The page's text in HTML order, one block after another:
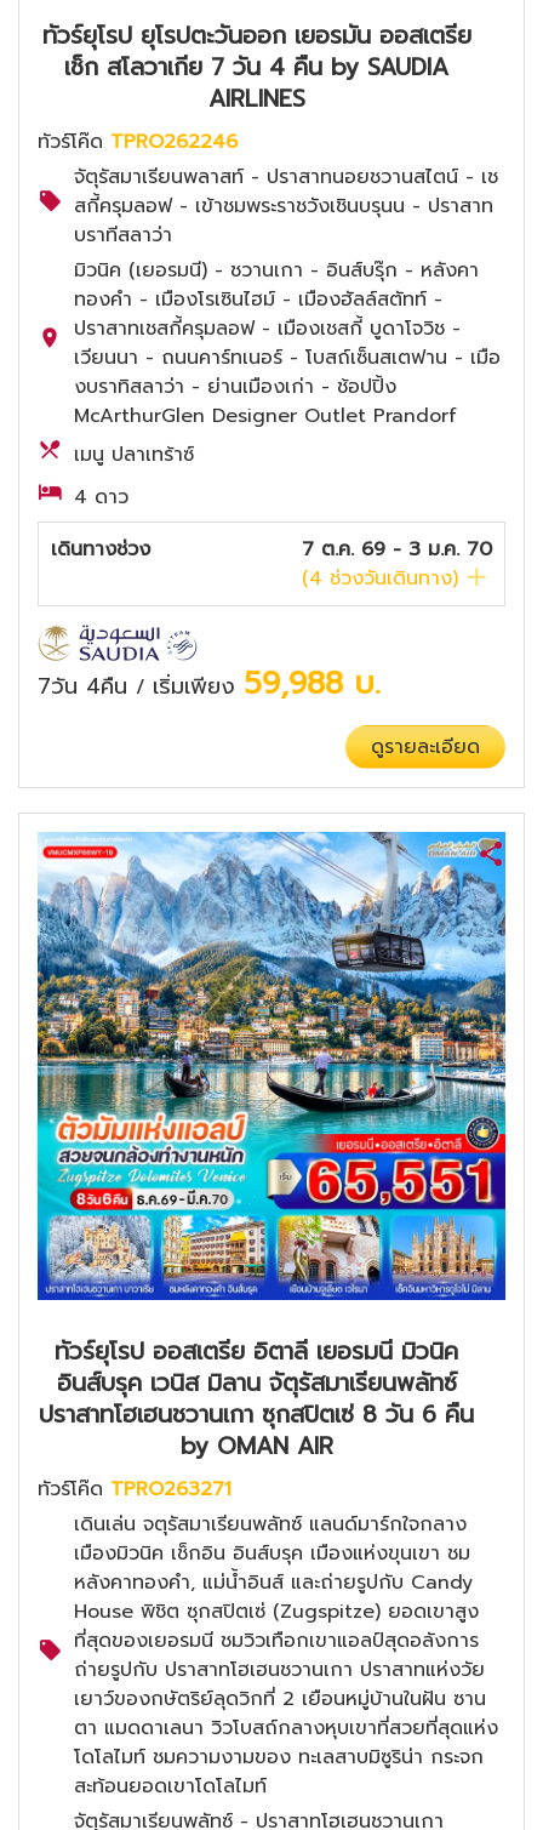
ทัวร์ยุโรป ยุโรปตะวันออก เยอรมัน ออสเตรีย
เช็ก สโลวาเกีย 7 วัน 4 คืน by SAUDIA
AIRLINES
ทัวร์โค๊ด TPRO262246
จัตุรัสมาเรียนพลาสท์ - ปราสาทนอยชวานสไตน์ - เช
สกี้ครุมลอฟ - เข้าชมพระราชวังเชินบรุนน - ปราสาท
บราทีสลาว่า
มิวนิค (เยอรมนี) - ชวานเกา - อินส์บรุ๊ก - หลังคา
ทองคำ - เมืองโรเซินไฮม์ - เมืองฮัลล์สตัทท์ -
ปราสาทเชสกี้ครุมลอฟ - เมืองเชสกี้ บูดาโจวิช -
เวียนนา - ถนนคาร์ทเนอร์ - โบสถ์เซ็นสเตฟาน - เมือ
งบราทิสลาว่า - ย่านเมืองเก่า - ช้อปปิ้ง
McArthurGlen Designer Outlet Prandorf
เมนู ปลาเทร้าซ์
4 ดาว
เดินทางช่วง
7 ต.ค. 69 - 3 ม.ค. 70
(4 ช่วงวันเดินทาง)
7วัน 4คืน / เริ่มเพียง 59,988 บ.
ดูรายละเอียด
ทัวร์ยุโรป ออสเตรีย อิตาลี เยอรมนี มิวนิค
อินส์บรุค เวนิส มิลาน จัตุรัสมาเรียนพลัทซ์
ปราสาทโฮเฮนชวานเกา ซุกสปิตเซ่ 8 วัน 6 คืน
by OMAN AIR
ทัวร์โค๊ด TPRO263271
เดินเล่น จตุรัสมาเรียนพลัทซ์ แลนด์มาร์กใจกลาง
เมืองมิวนิค เช็กอิน อินส์บรุค เมืองแห่งขุนเขา ชม
หลังคาทองคำ, แม่น้ำอินส์ และถ่ายรูปกับ Candy
House พิชิต ซุกสปิตเซ่ (Zugspitze) ยอดเขาสูง
ที่สุดของเยอรมนี ชมวิวเทือกเขาแอลป์สุดอลังการ
ถ่ายรูปกับ ปราสาทโฮเฮนชวานเกา ปราสาทแห่งวัย
เยาว์ของกษัตริย์ลุดวิกที่ 2 เยือนหมู่บ้านในฝัน ซาน
ตา แมดดาเลนา วิวโบสถ์กลางหุบเขาที่สวยที่สุดแห่ง
โดโลไมท์ ชมความงามของ ทะเลสาบมิซูริน่า กระจก
สะท้อนยอดเขาโดโลไมท์
จัตุรัสมาเรียนพลัทซ์ - ปราสาทโฮเฮนชวานเกา